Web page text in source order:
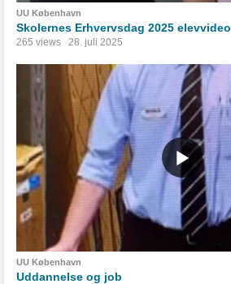
UU København
Skolernes Erhvervsdag 2025 elevvideo
265 views 28. juli 2025
UU København
Uddannelse og job